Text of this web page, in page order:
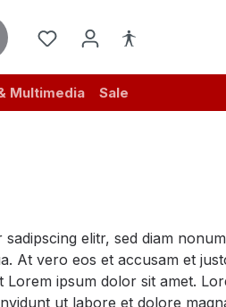
Multimedia Sale
elitr, sed diam
At vero eos et accusam et
ipsum dolor sit amet.
ut labore et dolore